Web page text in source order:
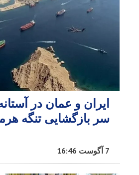
ایران و عمان در
سر بازگشایی تنگه
7 آگوست 16:46